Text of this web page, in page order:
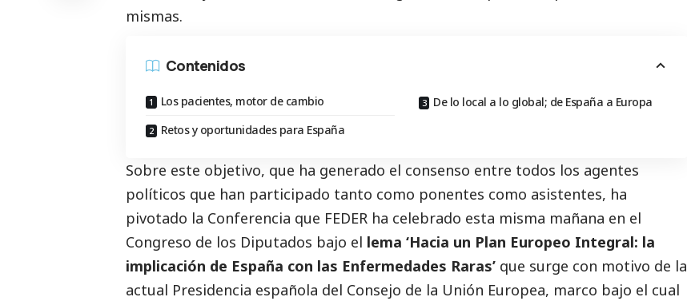
mismas.
Contenidos
Los pacientes, motor de cambio
Retos y oportunidades para España
De lo local a lo global; de España a Europa
Sobre este objetivo, que ha generado el consenso entre todos los agentes
políticos que han participado tanto como ponentes como asistentes, ha
pivotado la Conferencia que FEDER ha celebrado esta misma mañana en el
Congreso de los Diputados bajo el lema ‘Hacia un Plan Europeo Integral: la
implicación de España con las Enfermedades Raras’ que surge con motivo de la
actual Presidencia española del Consejo de la Unión Europea, marco bajo el cual